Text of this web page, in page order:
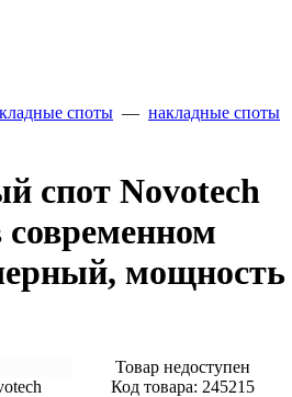
споты — накладные споты
спот Novotech
современном
мощность
Товар недоступен
Код товара: 245215